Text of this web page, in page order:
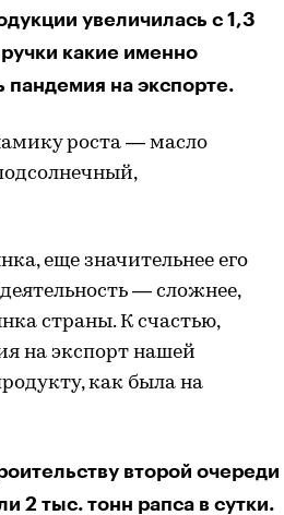
увеличилась с 1,3
какие именно
пандемия на экспорте.
роста — масло
еще значительнее его
— сложнее,
страны. К счастью,
на экспорт нашей
как была на
второй очереди
2 тыс. тонн рапса в сутки.